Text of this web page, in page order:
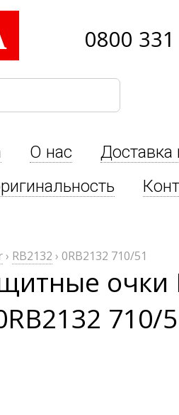
0800
О нас
Доставка
› RB2132 › 0RB2132 710/51
очки
710/